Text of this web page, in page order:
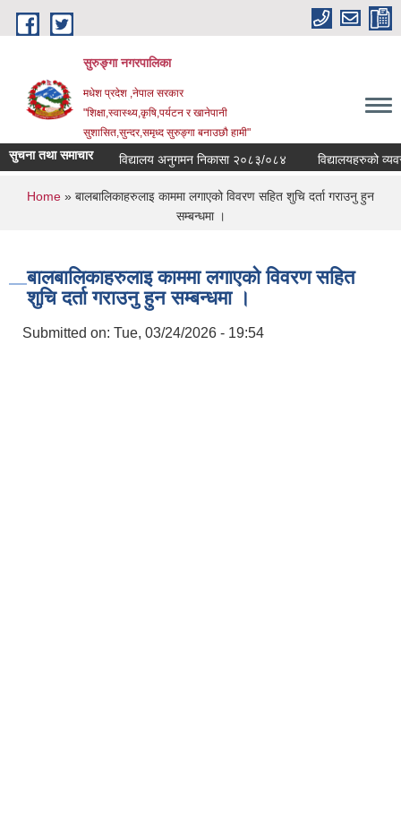
Skip to main content
सुरुङ्‍गा नगरपालिका
मधेश प्रदेश ,नेपाल सरकार
"शिक्षा,स्वास्थ्य,कृषि,पर्यटन र खानेपानी
सुशासित,सुन्दर,समृध्द सुरुङ्गा बनाउछौ हामी"
सुचना तथा समाचार विद्यालय अनुगमन निकासा २०८३/०८४ विद्यालयहरुको
You are here
Home » बालबालिकाहरुलाइ काममा लगाएको विवरण सहित शुचि दर्ता गराउनु हुन
सम्बन्धमा ।
बालबालिकाहरुलाइ काममा लगाएको विवरण सहित
शुचि दर्ता गराउनु हुन सम्बन्धमा ।
Submitted on: Tue, 03/24/2026 - 19:54